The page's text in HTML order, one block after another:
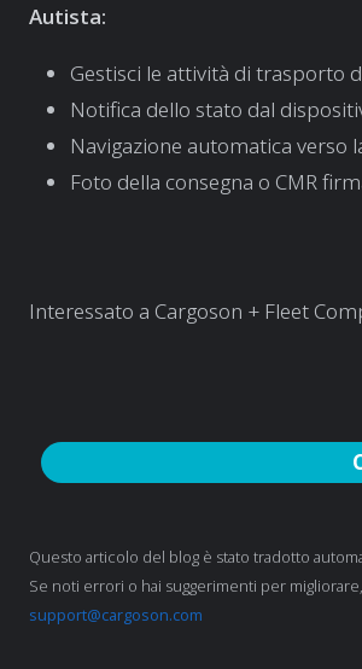
Autista:
Gestisci le attività di trasporto
Notifica dello stato dal
Navigazione automatica verso
Foto della consegna o CMR
Interessato a Cargoson + Fleet
Questo articolo del blog è stato tradotto
Se noti errori o hai suggerimenti per
support@cargoson.com